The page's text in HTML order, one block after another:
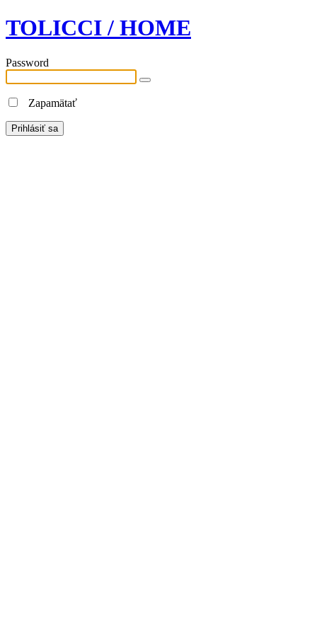
TOLICCI / HOME
Password
Zapamätať